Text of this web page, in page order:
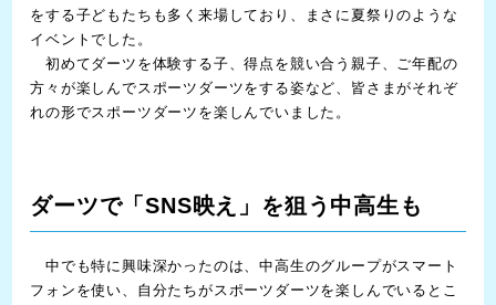
をする子どもたちも多く来場しており、まさに夏祭りのような
イベントでした。
初めてダーツを体験する子、得点を競い合う親子、ご年配の
方々が楽しんでスポーツダーツをする姿など、皆さまがそれぞ
れの形でスポーツダーツを楽しんでいました。
ダーツで「SNS映え」を狙う中高生も
中でも特に興味深かったのは、中高生のグループがスマート
フォンを使い、自分たちがスポーツダーツを楽しんでいるとこ